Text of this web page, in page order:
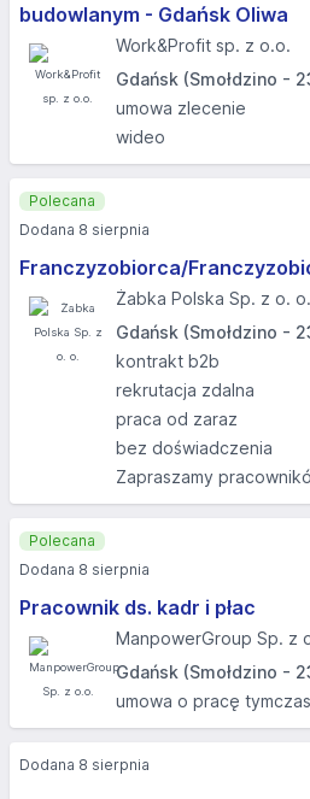
budowlanym - Gdańsk Oliwa
Work&Profit sp. z o.o.
Gdańsk (Smołdzino -
umowa zlecenie
wideo
Franczyzobiorca/
Żabka Polska Sp. z o. o.
Gdańsk (Smołdzino -
kontrakt b2b
rekrutacja zdalna
praca od zaraz
bez doświadczenia
Zapraszamy
Polecana
Dodana 8 sierpnia
Pracownik ds. kadr i płac
ManpowerGroup Sp. z
Gdańsk (Smołdzino -
umowa o pracę
Polecana
Dodana 8 sierpnia
Dodana 8 sierpnia